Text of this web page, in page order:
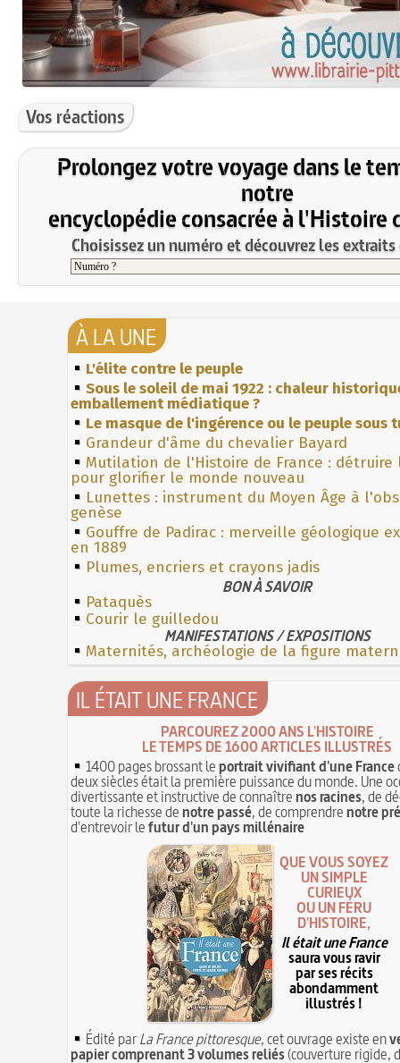
Vos réactions
Prolongez votre voyage dans le
notre
encyclopédie consacrée à l'Histoire
Choisissez un numéro et découvrez les
À LA UNE
L'élite contre le peuple
Sous le soleil de mai 1922 : chaleur
emballement médiatique ?
Le masque de l'ingérence ou le peuple sous
Grandeur d'âme du chevalier Bayard
Mutilation de l'Histoire de France : détruire
pour glorifier le monde nouveau
Lunettes : instrument du Moyen Âge à
genèse
Gouffre de Padirac : merveille géologique
en 1889
Plumes, encriers et crayons jadis
BON À SAVOIR
Pataquès
Courir le guilledou
MANIFESTATIONS / EXPOSITIONS
Maternités, archéologie de la figure
IL ÉTAIT UNE FRANCE
PARCOUREZ 2000 ANS L'HISTOIRE
LE TEMPS DE 1600 ARTICLES ILLUSTRÉS
1400 pages brossant leportrait vivifiant d'une France
deux siècles était la première puissance du monde. Une
divertissante et instructive de connaîtrenos racines, de
toute la richesse denotre passé, de comprendrenotre
d'entrevoir lefutur d'un pays millénaire
QUE VOUS SOYEZ
UN SIMPLE
CURIEUX
OU UN FÉRU
D'HISTOIRE,
Il était une France
saura vous ravir
par ses récits
abondamment
illustrés !
Édité parLa France pittoresque, cet ouvrage existe en
papier comprenant 3 volumes reliés(couverture rigide,